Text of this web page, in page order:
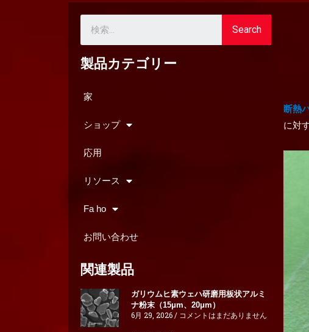
Search
製品カテゴリー
家
ショップ
応用
リソース
Fa ho
お問い合わせ
関連製品
ガリウムヒ素ウェハ研磨用板状アルミ
ナ粉末（15μm、20μm）
6月 29, 2026 コメントはまだありません
断熱
に対